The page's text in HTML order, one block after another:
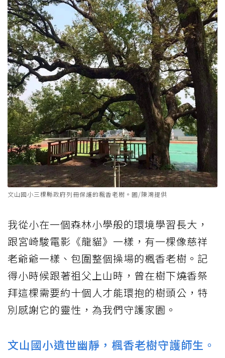
文山國小三棵縣政府列冊保護的楓香老樹。圖/陳鴻提供
我從小在一個森林小學般的環境學習長大，
跟宮崎駿電影《龍貓》一樣，有一棵像慈祥
老爺爺一樣、包圍整個操場的楓香老樹。記
得小時候跟著祖父上山時，曾在樹下燒香祭
拜這棵需要約十個人才能環抱的樹頭公，特
別感謝它的靈性，為我們守護家園。
文山國小遺世幽靜，楓香老樹守護師生。